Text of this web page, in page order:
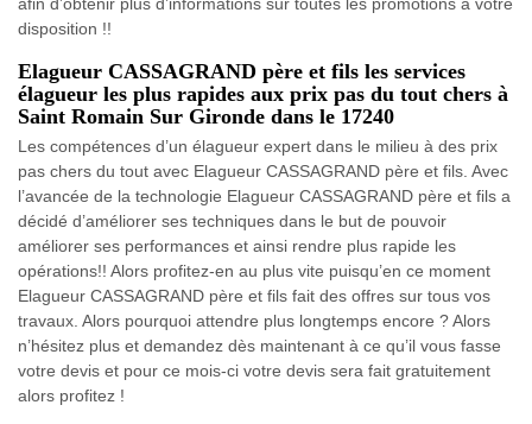
disposition !!
Elagueur CASSAGRAND père et fils les services
élagueur les plus rapides aux prix pas du tout chers à
Saint Romain Sur Gironde dans le 17240
Les compétences d’un élagueur expert dans le milieu à des prix
pas chers du tout avec Elagueur CASSAGRAND père et fils. Avec
l’avancée de la technologie Elagueur CASSAGRAND père et fils a
décidé d’améliorer ses techniques dans le but de pouvoir
améliorer ses performances et ainsi rendre plus rapide les
opérations!! Alors profitez-en au plus vite puisqu’en ce moment
Elagueur CASSAGRAND père et fils fait des offres sur tous vos
travaux. Alors pourquoi attendre plus longtemps encore ? Alors
n’hésitez plus et demandez dès maintenant à ce qu’il vous fasse
votre devis et pour ce mois-ci votre devis sera fait gratuitement
alors profitez !